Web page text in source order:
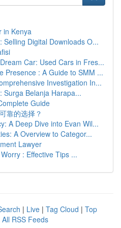
in Kenya
Selling Digital Downloads O...
Car: Used Cars in Fres...
Presence : A Guide to SMM ...
Investigation In...
Surga Belanja Harapa...
Guide
靠的选择？
A Deep Dive into Evan Wil...
A Overview to Categor...
Lawyer
: Effective Tips ...
| Live | Tag Cloud | Top
All RSS Feeds